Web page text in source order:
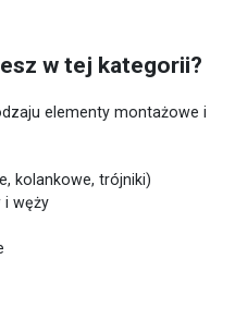
w tej kategorii?
elementy montażowe i
kolankowe, trójniki)
i węży